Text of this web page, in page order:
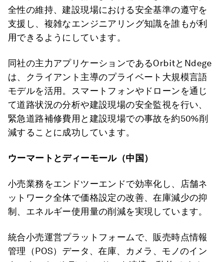
全性の維持、建設現場における安全基準の遵守を
支援し、複雑なエンジニアリング知識を誰もが利
用できるようにしています。
同社の主力アプリケーションであるOrbitとNdege
は、クライアント主導のプライベート大規模言語
モデルを活用。スマートフォンやドローンを通じ
て道路状況の分析や建設現場の安全監視を行い、
緊急道路補修費用と建設現場での事故を約50%削
減することに成功しています。
ウーマートとディーモール（中国）
小売業務をエンドツーエンドで効率化し、店舗ネ
ットワーク全体で価格設定の改善、在庫減少の抑
制、エネルギー使用量の削減を実現しています。
統合小売運営プラットフォームで、販売時点情報
管理（POS）データ、在庫、カメラ、モノのイン